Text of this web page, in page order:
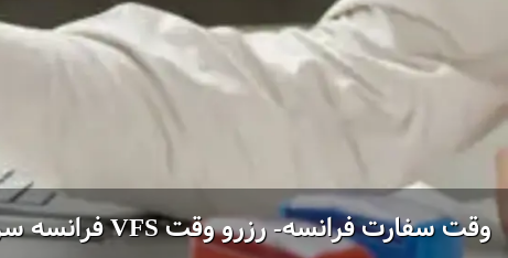
وقت سفارت فرانسه- رزرو وقت VFS فرانسه سریع و آسان